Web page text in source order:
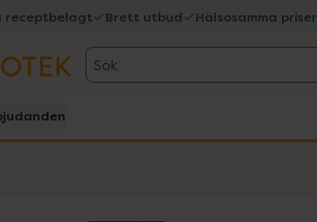
receptbelagt Brett utbud Hälsosamma priser
Sök